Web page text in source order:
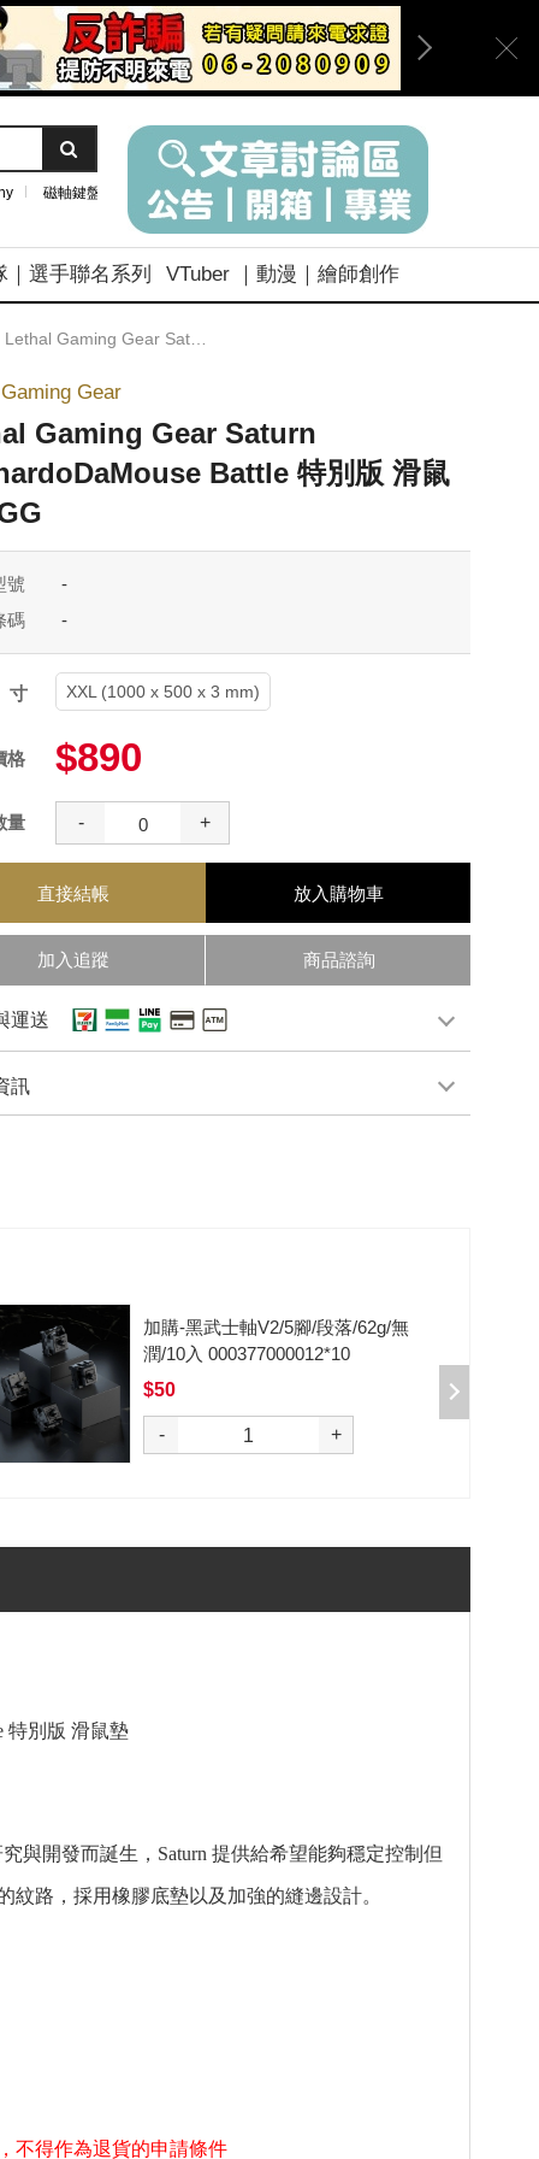
磁軸鍵盤
｜選手聯名系列 VTuber ｜動漫｜繪師創作
Lethal Gaming Gear Saturn LeonardoDaMouse Battle 特別版 滑鼠墊 LGG
Gear
Gaming Gear Saturn
Battle 特別版 滑鼠
號
-
碼
-
寸 XXL (1000 x 500 x 3 mm)
格 $890
量 - +
直接結帳 放入購物車
加入追蹤 商品諮詢
運送
訊
加購-剪刀石頭布猜拳鍵帽一盒四
入000385000289
$199
- +
特別版 滑鼠墊
與開發而誕生，Saturn 提供給希望能夠穩定控制但
路，採用橡膠底墊以及加強的縫邊設計。
不得作為退貨的申請條件